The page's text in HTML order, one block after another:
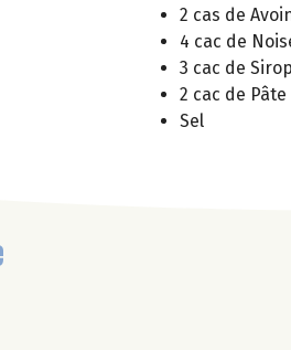
2 cas de
4 cac de
3 cac de
2 cac de
Sel